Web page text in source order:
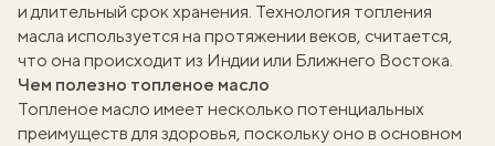
и длительный срок хранения. Технология топления
масла используется на протяжении веков, считается,
что она происходит из Индии или Ближнего Востока.
Чем полезно топленое масло
Топленое масло имеет несколько потенциальных
преимуществ для здоровья, поскольку оно в основном